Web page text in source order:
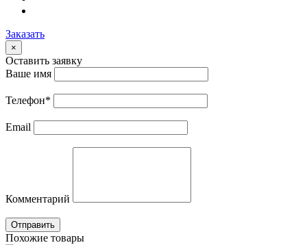
Заказать
×
Оставить заявку
Ваше имя
Телефон*
Email
Комментарий
Отправить
Похожие товары